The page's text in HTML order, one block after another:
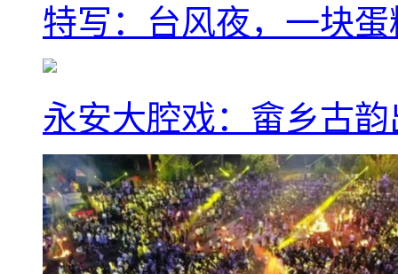
特写：台风夜，一块
永安大腔戏：畲乡古